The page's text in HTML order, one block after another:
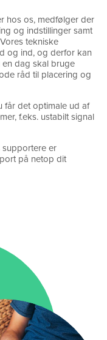
hos os, medfølger der
og indstillinger samt
tekniske
og ind, og derfor kan
dag skal bruge
råd til placering og
får det optimale ud af
f.eks. ustabilt signal
supportere er
på netop dit